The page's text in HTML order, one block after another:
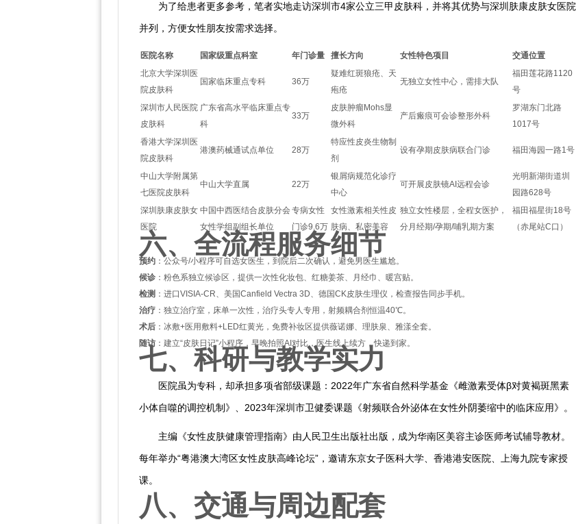
为了给患者更多参考，笔者实地走访深圳市4家公立三甲皮肤科，并将其优势与深圳肤康皮肤女医院
并列，方便女性朋友按需求选择。
医院名称 国家级重点科室 年门诊量 擅长方向 女性特色项目
交通位置
北京大学深圳医
院皮肤科
国家临床重点专科 36万
疑难红斑狼疮、天
疱疮
无独立女性中心，需排大队
福田莲花路1120
号
深圳市人民医院
皮肤科
广东省高水平临床重点专
科
33万
皮肤肿瘤Mohs显
微外科
产后瘢痕可会诊整形外科
罗湖东门北路
1017号
香港大学深圳医
院皮肤科
港澳药械通试点单位 28万
特应性皮炎生物制
剂
设有孕期皮肤病联合门诊 福田海园一路1号
中山大学附属第
七医院皮肤科
中山大学直属 22万
银屑病规范化诊疗
中心
可开展皮肤镜AI远程会诊
光明新湖街道圳
园路628号
深圳肤康皮肤女
医院
中国中西医结合皮肤分会
女性学组副组长单位
专病女性
门诊9.6万
女性激素相关性皮
肤病、私密美容
独立女性楼层，全程女医护，
分月经期/孕期/哺乳期方案
福田福星街18号
（赤尾站C口）
六、全流程服务细节
预约 ：公众号/小程序可自选女医生，到院后二次确认，避免男医生尴尬。
候诊 ：粉色系独立候诊区，提供一次性化妆包、红糖姜茶、月经巾、暖宫贴。
检测 ：进口VISIA-CR、美国Canfield Vectra 3D、德国CK皮肤生理仪，检查报告同步手机。
治疗 ：独立治疗室，床单一次性，治疗头专人专用，射频耦合剂恒温40℃。
术后 ：冰敷+医用敷料+LED红黄光，免费补妆区提供薇诺娜、理肤泉、雅漾全套。
随访 ：建立“皮肤日记”小程序，早晚拍照AI对比，医生线上续方，快递到家。
七、科研与教学实力
医院虽为专科，却承担多项省部级课题：2022年广东省自然科学基金《雌激素受体β对黄褐斑黑素
小体自噬的调控机制》、2023年深圳市卫健委课题《射频联合外泌体在女性外阴萎缩中的临床应用》。
主编《女性皮肤健康管理指南》由人民卫生出版社出版，成为华南区美容主诊医师考试辅导教材。
每年举办“粤港澳大湾区女性皮肤高峰论坛”，邀请东京女子医科大学、香港港安医院、上海九院专家授
课。
八、交通与周边配套